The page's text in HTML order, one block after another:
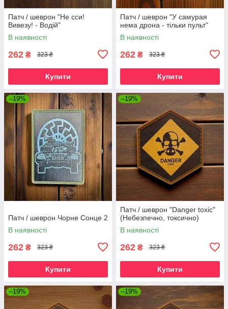
Патч / шеврон "Не сси!
Вивезу! - Водій"
В наявності
262 ₴ 323 ₴
Купити
Патч / шеврон "У самурая
нема дрона - тільки пульт"
В наявності
262 ₴ 323 ₴
Купити
–19%
Патч / шеврон Чорне Сонце 2
В наявності
262 ₴ 323 ₴
Купити
–19%
Патч / шеврон "Danger toxic"
(Небезпечно, токсично)
В наявності
262 ₴ 323 ₴
Купити
–19% –19%